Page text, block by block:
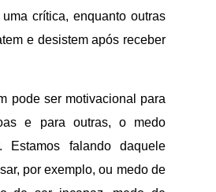
crítica, enquanto outras
e desistem após receber
pode ser motivacional para
e para outras, o medo
Estamos falando daquele
por exemplo, ou medo de